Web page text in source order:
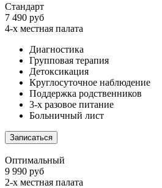
Стандарт
7 490 руб
4-х местная палата
Диагностика
Групповая терапия
Детоксикация
Круглосуточное наблюдение
Поддержка родственников
3-х разовое питание
Больничный лист
Записаться
Оптимальный
9 990 руб
2-х местная палата